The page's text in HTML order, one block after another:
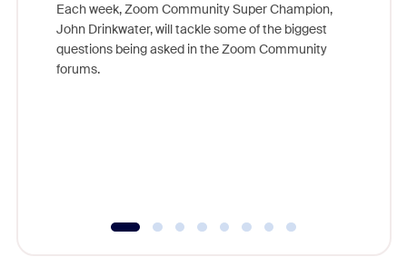
Each week, Zoom Community Super Champion,
John Drinkwater, will tackle some of the biggest
questions being asked in the Zoom Community
forums.